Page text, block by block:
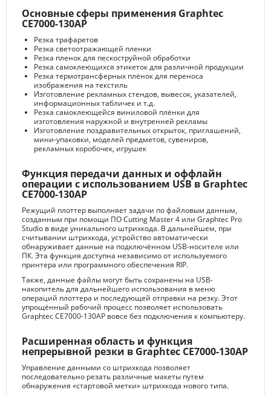
Основные сферы применения Graphtec
CE7000-130AP
Резка трафаретов
Резка светоотражающей пленки
Резка пленок для пескоструйной обработки
Резка самоклеющихся этикеток для различной продукции
Резка термотрансферных плёнок для переноса
изображения на текстиль
Изготовление рекламных стендов, вывесок, указателей,
информационных табличек и т.д.
Резка самоклеющейся виниловой плёнки для
изготовления наружной и внутренней рекламы
Изготовление поздравительных открыток, приглашений,
мини-упаковки, моделей предметов, сувениров,
рекламных коробочек, игрушек
Функция передачи данных и оффлайн
операции с использованием USB в Graphtec
CE7000-130AP
Режущий плоттер выполняет задачи по файловым данным,
созданным при помощи ПО Cutting Master 4 или Graphtec Pro
Studio в виде уникального штрихкода. В дальнейшем, при
считывании штрихкода, устройство автоматически
обнаруживает данные на подключённом USB-носителе или
ПК. Эта функция доступна независимо от используемого
принтера или программного обеспечения RIP.
Также, данные файлы могут быть сохранены на USB-
накопитель для дальнейшего использования в меню
операций плоттера и последующей отправки на резку. Этот
упрощённый рабочий процесс позволяет использовать
Graphtec CE7000-130AP вовсе без подключения к компьютеру.
Расширенная область и функция
непрерывной резки в Graphtec CE7000-130AP
Управление данными со штрихкода позволяет
последовательно резать различные макеты путем
обнаружения «стартовой метки» штрихкода нового типа.